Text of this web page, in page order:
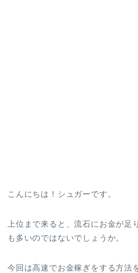
こんにちは！シュガーです。
上位まで来ると、流石にお金が足
も多いのではないでしょうか。
今回は高速でお金稼ぎをする方法